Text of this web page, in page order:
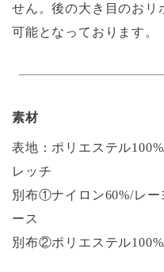
せん。後の大き目のおリ
可能となっております。
素材
表地：ポリエステル
レッチ
別布①ナイロン60%/レー
ース
別布②ポリエステル